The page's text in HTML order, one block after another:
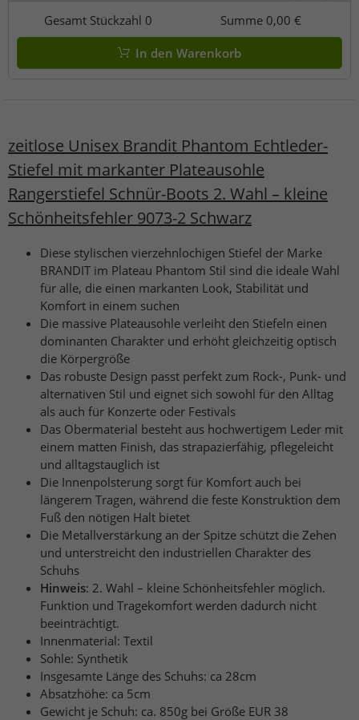
Gesamt Stückzahl 0 Summe 0,00 €
In den Warenkorb
zeitlose Unisex Brandit Phantom Echtleder-
Stiefel mit markanter Plateausohle
Rangerstiefel Schnür-Boots 2. Wahl – kleine
Schönheitsfehler 9073-2 Schwarz
Diese stylischen vierzehnlochigen Stiefel der Marke
BRANDIT im Plateau Phantom Stil sind die ideale Wahl
für alle, die einen markanten Look, Stabilität und
Komfort in einem suchen
Die massive Plateausohle verleiht den Stiefeln einen
dominanten Charakter und erhöht gleichzeitig optisch
die Körpergröße
Das robuste Design passt perfekt zum Rock-, Punk- und
alternativen Stil und eignet sich sowohl für den Alltag
als auch für Konzerte oder Festivals
Das Obermaterial besteht aus hochwertigem Leder mit
einem matten Finish, das strapazierfähig, pflegeleicht
und alltagstauglich ist
Die Innenpolsterung sorgt für Komfort auch bei
längerem Tragen, während die feste Konstruktion dem
Fuß den nötigen Halt bietet
Die Metallverstärkung an der Spitze schützt die Zehen
und unterstreicht den industriellen Charakter des
Schuhs
Hinweis: 2. Wahl – kleine Schönheitsfehler möglich.
Funktion und Tragekomfort werden dadurch nicht
beeinträchtigt.
Innenmaterial: Textil
Sohle: Synthetik
Insgesamte Länge des Schuhs: ca 28cm
Absatzhöhe: ca 5cm
Gewicht je Schuh: ca. 850g bei Größe EUR 38